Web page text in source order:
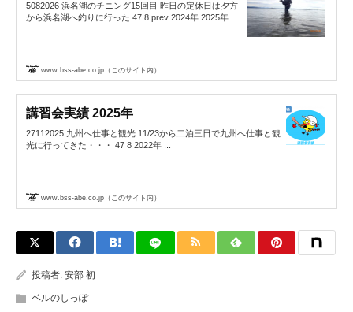
5082026 浜名湖のチニング15回目 昨日の定休日は夕方
から浜名湖へ釣りに行った 47 8 prev 2024年 2025年 ...
www.bss-abe.co.jp（このサイト内）
講習会実績 2025年
27112025 九州へ仕事と観光 11/23から二泊三日で九州へ仕事と観
光に行ってきた・・・ 47 8 2022年 ...
www.bss-abe.co.jp（このサイト内）
投稿者: 安部 初
ベルのしっぽ